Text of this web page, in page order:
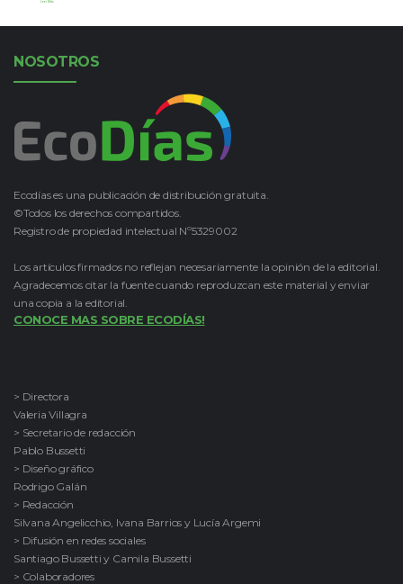
Leer Más
NOSOTROS
Ecodías es una publicación de distribución gratuita.
©Todos los derechos compartidos.
Registro de propiedad intelectual Nº5329002
Los artículos firmados no reflejan necesariamente la opinión de la editorial.
Agradecemos citar la fuente cuando reproduzcan este material y enviar
una copia a la editorial.
CONOCE MAS SOBRE ECODÍAS!
> Directora
Valeria Villagra
> Secretario de redacción
Pablo Bussetti
> Diseño gráfico
Rodrigo Galán
> Redacción
Silvana Angelicchio, Ivana Barrios y Lucía Argemi
> Difusión en redes sociales
Santiago Bussetti y Camila Bussetti
> Colaboradores